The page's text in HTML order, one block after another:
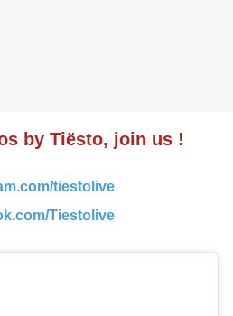
by Tiësto, join us !
tiestolive
Tiestolive